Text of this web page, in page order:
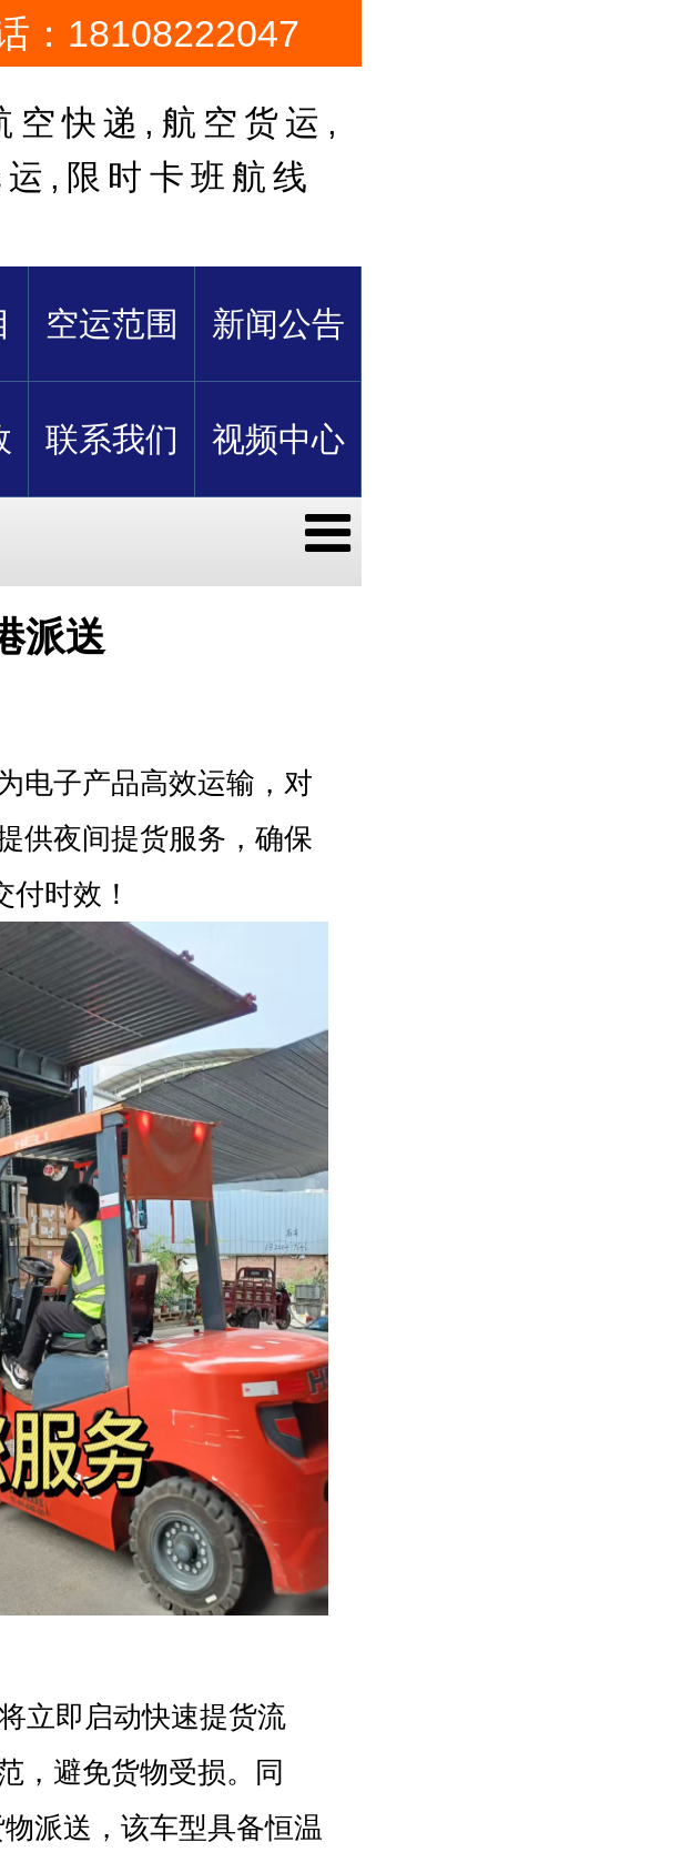
：18108222047
空快递,航空货运,
,限时卡班航线
空运范围 新闻公告
联系我们 视频中心
派送
电子产品高效运输，对
供夜间提货服务，确保
时效！
立即启动快速提货流
，避免货物受损。同
派送，该车型具备恒温